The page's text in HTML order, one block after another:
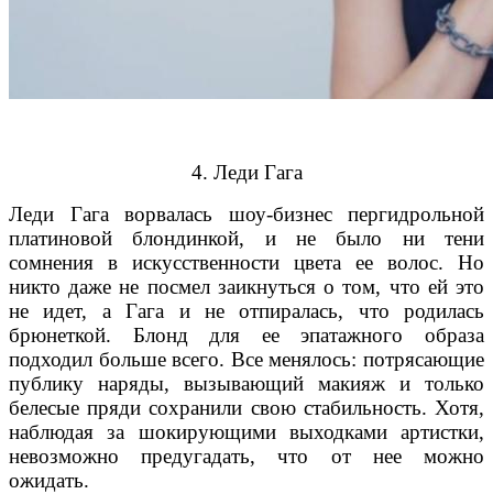
4. Леди Гага
Леди Гага ворвалась шоу-бизнес пергидрольной
платиновой блондинкой, и не было ни тени
сомнения в искусственности цвета ее волос. Но
никто даже не посмел заикнуться о том, что ей это
не идет, а Гага и не отпиралась, что родилась
брюнеткой. Блонд для ее эпатажного образа
подходил больше всего. Все менялось: потрясающие
публику наряды, вызывающий макияж и только
белесые пряди сохранили свою стабильность. Хотя,
наблюдая за шокирующими выходками артистки,
невозможно предугадать, что от нее можно
ожидать.